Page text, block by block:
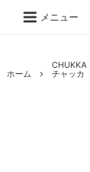
メニュー
ホーム
CHUKKA
チャッカ